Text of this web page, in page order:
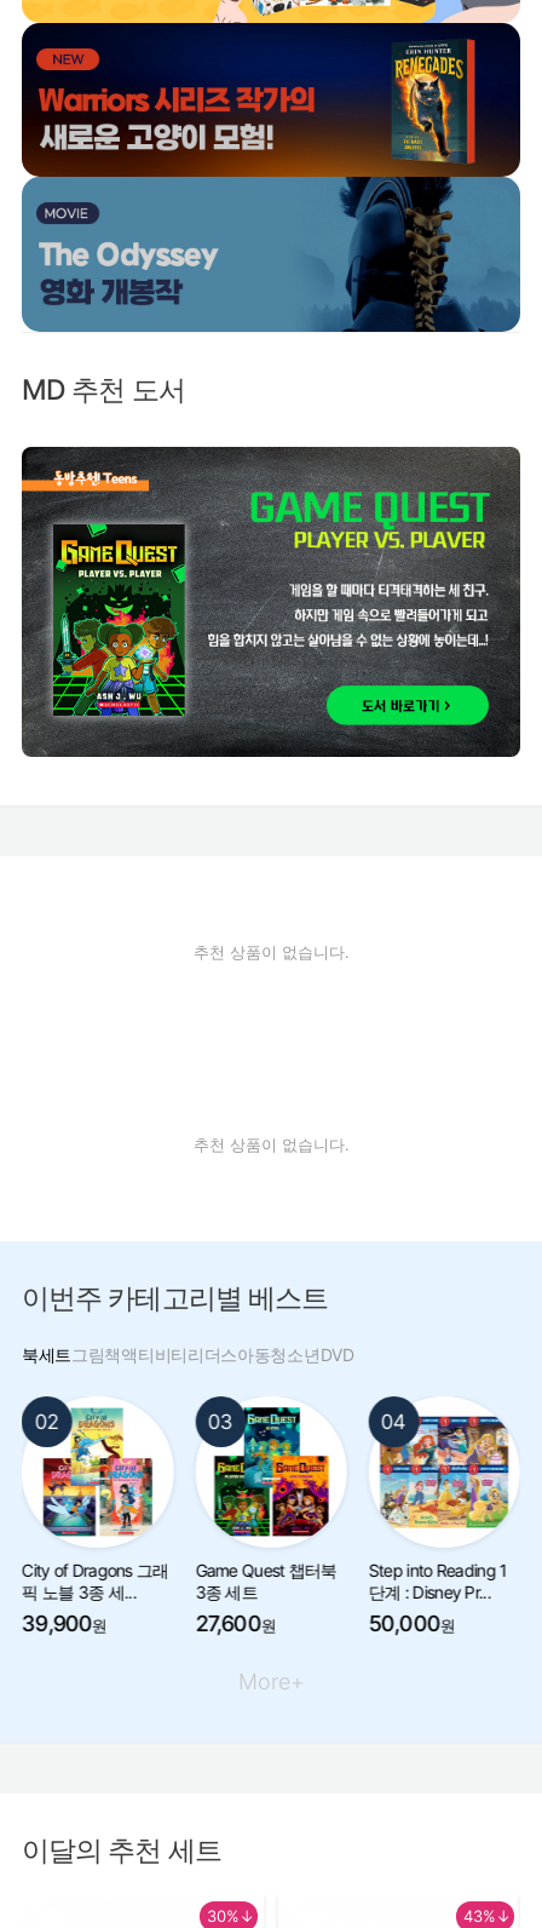
MD 추천 도서
추천 상품이 없습니다.
추천 상품이 없습니다.
이번주 카테고리별 베스트
북세트 그림책액티비티리더스아동청소년DVD
02
City of Dragons 그래
픽 노블 3종 세...
39,900원
03
Game Quest 챕터북
3종 세트
27,600원
04
Step into Reading 1
단계 : Disney Pr...
50,000원
More+
이달의 추천 세트
30%↓ 43%↓